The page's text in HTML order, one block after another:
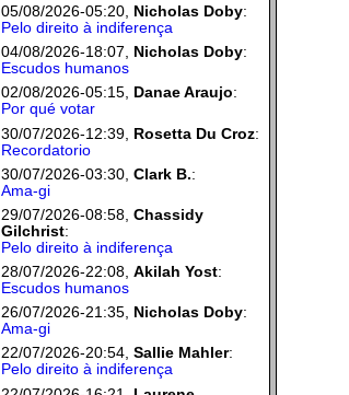
05/08/2026-05:20, Nicholas Doby:
Pelo direito à indiferença
04/08/2026-18:07, Nicholas Doby:
Escudos humanos
02/08/2026-05:15, Danae Araujo:
Por qué votar
30/07/2026-12:39, Rosetta Du Croz:
Recordatorio
30/07/2026-03:30, Clark B.:
Ama-gi
29/07/2026-08:58, Chassidy
Gilchrist:
Pelo direito à indiferença
28/07/2026-22:08, Akilah Yost:
Escudos humanos
26/07/2026-21:35, Nicholas Doby:
Ama-gi
22/07/2026-20:54, Sallie Mahler:
Pelo direito à indiferença